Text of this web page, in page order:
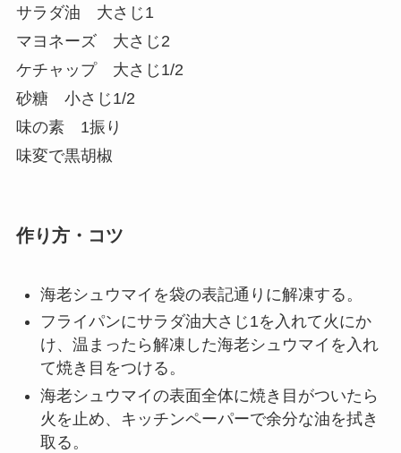
サラダ油 大さじ1
マヨネーズ 大さじ2
ケチャップ 大さじ1/2
砂糖 小さじ1/2
味の素 1振り
味変で黒胡椒
作り方・コツ
海老シュウマイを袋の表記通りに解凍する。
フライパンにサラダ油大さじ1を入れて火にか
け、温まったら解凍した海老シュウマイを入れ
て焼き目をつける。
海老シュウマイの表面全体に焼き目がついたら
火を止め、キッチンペーパーで余分な油を拭き
取る。